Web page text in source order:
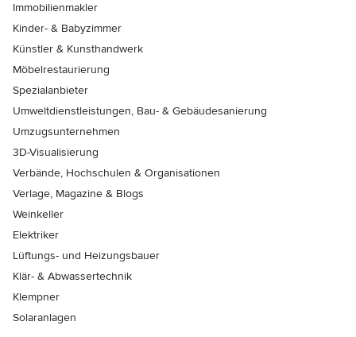
Immobilienmakler
Kinder- & Babyzimmer
Künstler & Kunsthandwerk
Möbelrestaurierung
Spezialanbieter
Umweltdienstleistungen, Bau- & Gebäudesanierung
Umzugsunternehmen
3D-Visualisierung
Verbände, Hochschulen & Organisationen
Verlage, Magazine & Blogs
Weinkeller
Elektriker
Lüftungs- und Heizungsbauer
Klär- & Abwassertechnik
Klempner
Solaranlagen